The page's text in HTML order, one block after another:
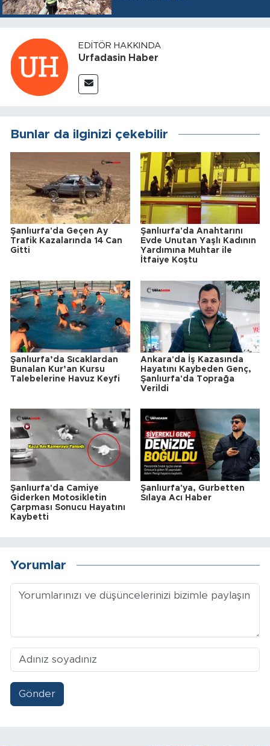
EDITÖR HAKKINDA
Urfadasin Haber
Bunlar da ilginizi çekebilir
Şanlıurfa'da Geçen Ay
Trafik Kazalarında 14 Can
Gitti
Şanlıurfa'da Anahtarını
Evde Unutan Yaşlı Kadının
Yardımına Muhtar ile
İtfaiye Koştu
Şanlıurfa’da Sıcaklardan
Bunalan Kur’an Kursu
Talebelerine Havuz Keyfi
Ankara'da İş Kazasında
Hayatını Kaybeden Genç,
Şanlıurfa'da Toprağa
Verildi
Şanlıurfa'da Camiye
Giderken Motosikletin
Çarpması Sonucu Hayatını
Kaybetti
Şanlıurfa'ya, Gurbetten
Sılaya Acı Haber
Yorumlar
Gönder